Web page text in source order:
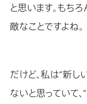
と思います。もち
敵なことですよね。
だけど、私は“新し
ないと思っていて